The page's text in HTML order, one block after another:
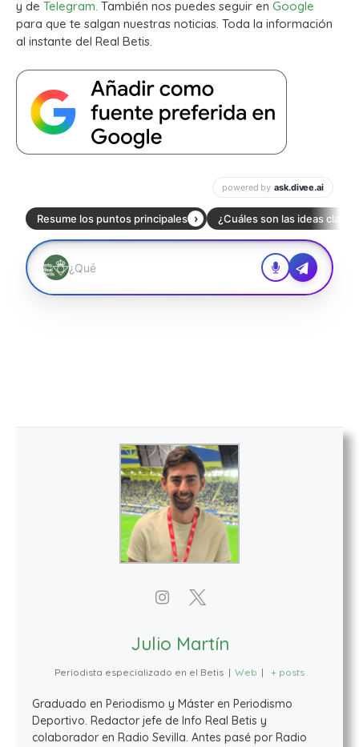
y de Telegram. También nos puedes seguir en Google
para que te salgan nuestras noticias. Toda la información
al instante del Real Betis.
Julio Martín
Periodista especializado en el Betis | Web | + posts
Graduado en Periodismo y Máster en Periodismo
Deportivo. Redactor jefe de Info Real Betis y
colaborador en Radio Sevilla. Antes pasé por Radio